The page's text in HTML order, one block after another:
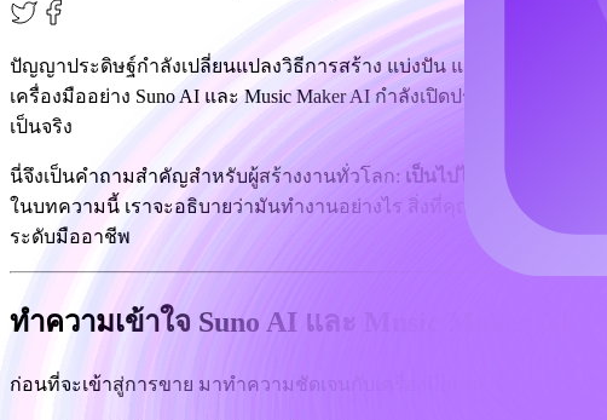
ปัญญาประดิษฐ์กำลังเปลี่ยนแปลงวิธีการสร้าง แบ่งปัน และแม้กระทั่งข
เครื่องมืออย่าง Suno AI และ Music Maker AI กำลังเปิดประตูสู่ศิลปิน
เป็นจริง
นี่จึงเป็นคำถามสำคัญสำหรับผู้สร้างงานทั่วโลก: เป็นไปได้ไหมที่จะ sell
ในบทความนี้ เราจะอธิบายว่ามันทำงานอย่างไร สิ่งที่คุณต้องรู้ก่อนขาย AI-
ระดับมืออาชีพ
ทำความเข้าใจ Suno AI และ Music Maker AI
ก่อนที่จะเข้าสู่การขาย มาทำความชัดเจนกับเครื่องมือเหล่านี้